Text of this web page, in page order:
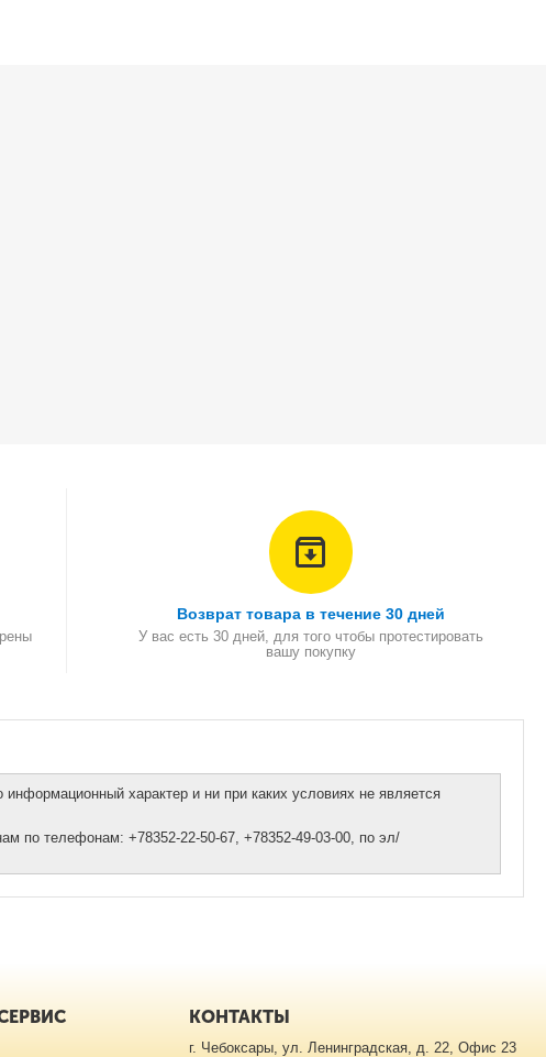
Возврат товара в течение 30 дней
У вас есть 30 дней, для того чтобы протестировать
вашу покупку
характер и ни при каких условиях не является
по телефонам: +78352-22-50-67, +78352-49-03-00, по эл/
КОНТАКТЫ
г. Чебоксары, ул. Ленинградская, д. 22, Офис 23